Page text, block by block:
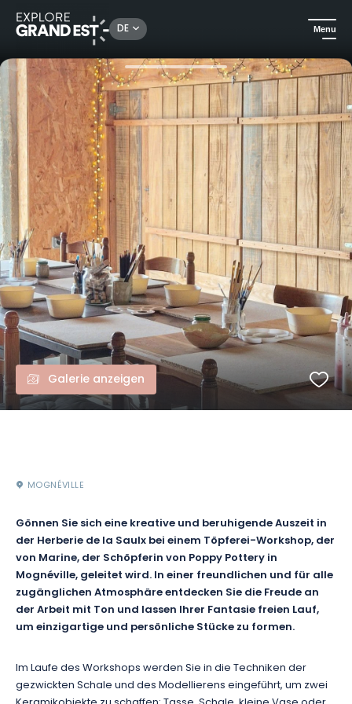
DE Menu
Sehenswertes in der Region Grand Est Entdecken Sie die Kunst des Töpferns in der Herberie de la Saulx
Galerie anzeigen
MOGNÉVILLE
Gönnen Sie sich eine kreative und beruhigende Auszeit in
der Herberie de la Saulx bei einem Töpferei-Workshop, der
von Marine, der Schöpferin von Poppy Pottery in
Mognéville, geleitet wird. In einer freundlichen und für alle
zugänglichen Atmosphäre entdecken Sie die Freude an
der Arbeit mit Ton und lassen Ihrer Fantasie freien Lauf,
um einzigartige und persönliche Stücke zu formen.
Im Laufe des Workshops werden Sie in die Techniken der
gezwickten Schale und des Modellierens eingeführt, um zwei